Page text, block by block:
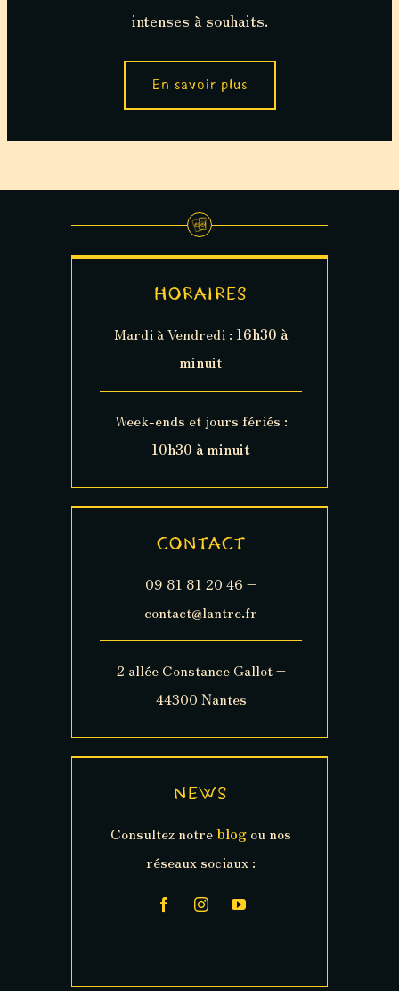
intenses à souhaits.
En savoir plus
HORAIRES
Mardi à Vendredi : 16h30 à
minuit
Week-ends et jours fériés :
10h30 à minuit
CONTACT
09 81 81 20 46 –
contact@lantre.fr
2 allée Constance Gallot –
44300 Nantes
NEWS
Consultez notreblog ou nos
réseaux sociaux :